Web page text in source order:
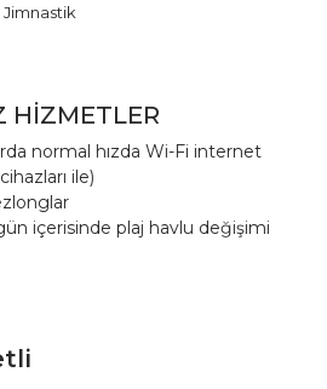
Jimnastik
HİZMETLER
normal hızda Wi-Fi internet
ile)
içerisinde plaj havlu değişimi